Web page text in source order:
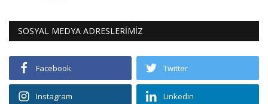
SOSYAL MEDYA ADRESLERİMİZ
Facebook Twitter
Instagram Linkedin